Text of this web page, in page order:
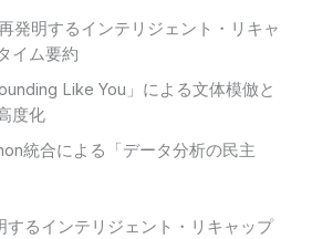
発明するインテリジェント・リキャ
イム要約
Like You」による文体模倣と
度化
統合による「データ分析の民主
するインテリジェント・リキャップ